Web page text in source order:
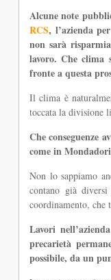
Alcune note
RCS, l’azienda
non sarà
lavoro. Che
fronte a questa
Il clima è
toccata la divisione
Che conseguenze
come in
Non lo sappiamo
contano già
coordinamento, che
Lavori
precarietà
possibile, da un